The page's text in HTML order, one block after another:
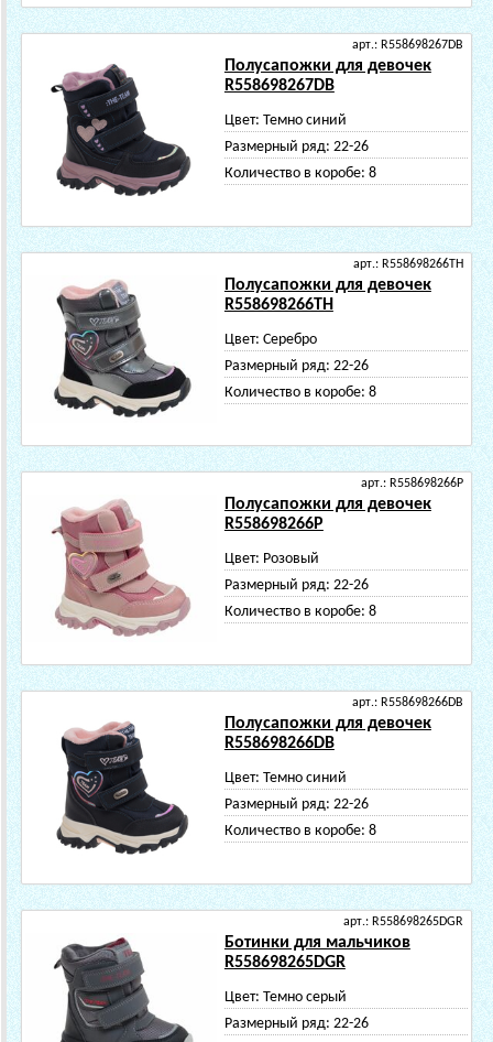
арт.: R558698267DB
Полусапожки для девочек
R558698267DB
Цвет: Темно синий
Размерный ряд: 22-26
Количество в коробе: 8
арт.: R558698266TH
Полусапожки для девочек
R558698266TH
Цвет: Серебро
Размерный ряд: 22-26
Количество в коробе: 8
арт.: R558698266P
Полусапожки для девочек
R558698266P
Цвет: Розовый
Размерный ряд: 22-26
Количество в коробе: 8
арт.: R558698266DB
Полусапожки для девочек
R558698266DB
Цвет: Темно синий
Размерный ряд: 22-26
Количество в коробе: 8
арт.: R558698265DGR
Ботинки для мальчиков
R558698265DGR
Цвет: Темно серый
Размерный ряд: 22-26